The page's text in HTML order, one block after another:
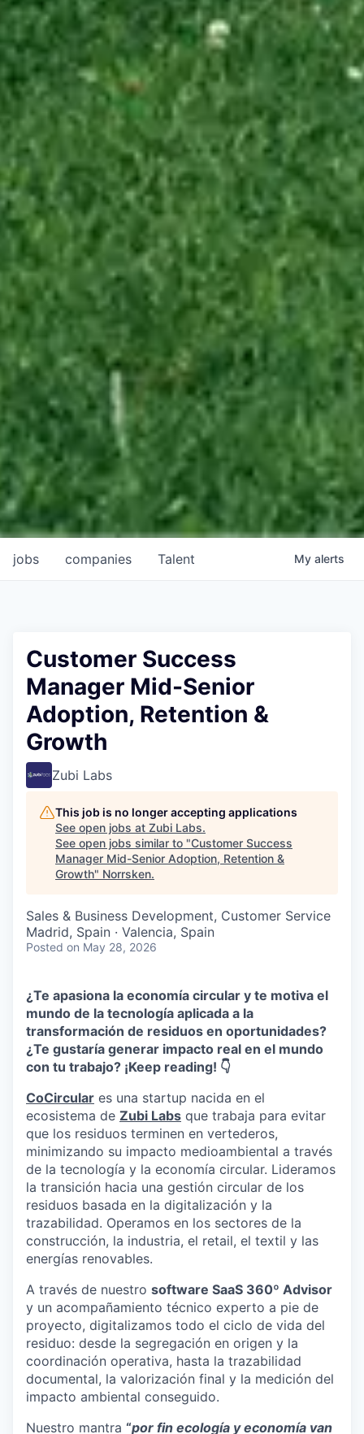
jobs companies Talent My alerts
Customer Success
Manager Mid-Senior
Adoption, Retention &
Growth
Zubi Labs
This job is no longer accepting applications
See open jobs at Zubi Labs.
See open jobs similar to "Customer Success
Manager Mid-Senior Adoption, Retention &
Growth" Norrsken.
Sales & Business Development, Customer Service
Madrid, Spain · Valencia, Spain
Posted on May 28, 2026
¿Te apasiona la economía circular y te motiva el
mundo de la tecnología aplicada a la
transformación de residuos en oportunidades?
¿Te gustaría generar impacto real en el mundo
con tu trabajo? ¡Keep reading! 👇
CoCircular es una startup nacida en el
ecosistema de Zubi Labs que trabaja para evitar
que los residuos terminen en vertederos,
minimizando su impacto medioambiental a través
de la tecnología y la economía circular. Lideramos
la transición hacia una gestión circular de los
residuos basada en la digitalización y la
trazabilidad. Operamos en los sectores de la
construcción, la industria, el retail, el textil y las
energías renovables.
A través de nuestro software SaaS 360º Advisor
y un acompañamiento técnico experto a pie de
proyecto, digitalizamos todo el ciclo de vida del
residuo: desde la segregación en origen y la
coordinación operativa, hasta la trazabilidad
documental, la valorización final y la medición del
impacto ambiental conseguido.
Nuestro mantra “por fin ecología y economía van